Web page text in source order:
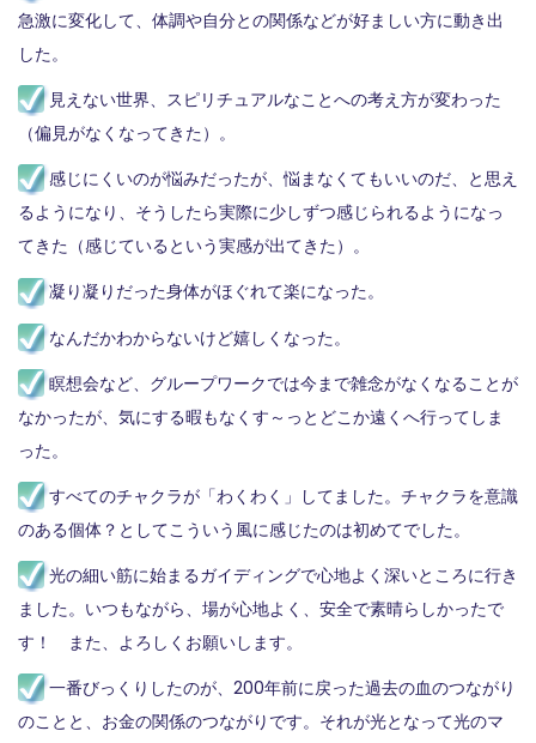
急激に変化して、体調や自分との関係などが好ましい方に動き出
した。
見えない世界、スピリチュアルなことへの考え方が変わった
（偏見がなくなってきた）。
感じにくいのが悩みだったが、悩まなくてもいいのだ、と思え
るようになり、そうしたら実際に少しずつ感じられるようになっ
てきた（感じているという実感が出てきた）。
凝り凝りだった身体がほぐれて楽になった。
なんだかわからないけど嬉しくなった。
瞑想会など、グループワークでは今まで雑念がなくなることが
なかったが、気にする暇もなくす～っとどこか遠くへ行ってしま
った。
すべてのチャクラが「わくわく」してました。チャクラを意識
のある個体？としてこういう風に感じたのは初めてでした。
光の細い筋に始まるガイディングで心地よく深いところに行き
ました。いつもながら、場が心地よく、安全で素晴らしかったで
す！ また、よろしくお願いします。
一番びっくりしたのが、200年前に戻った過去の血のつながり
のことと、お金の関係のつながりです。それが光となって光のマ